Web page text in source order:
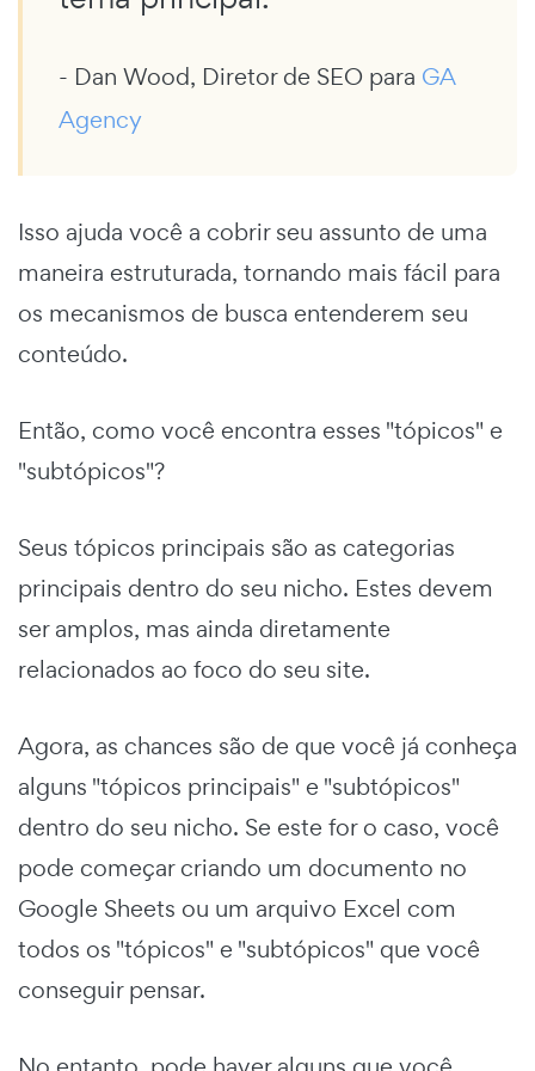
- Dan Wood, Diretor de SEO para GA
Agency
Isso ajuda você a cobrir seu assunto de uma
maneira estruturada, tornando mais fácil para
os mecanismos de busca entenderem seu
conteúdo.
Então, como você encontra esses "tópicos" e
"subtópicos"?
Seus tópicos principais são as categorias
principais dentro do seu nicho. Estes devem
ser amplos, mas ainda diretamente
relacionados ao foco do seu site.
Agora, as chances são de que você já conheça
alguns "tópicos principais" e "subtópicos"
dentro do seu nicho. Se este for o caso, você
pode começar criando um documento no
Google Sheets ou um arquivo Excel com
todos os "tópicos" e "subtópicos" que você
conseguir pensar.